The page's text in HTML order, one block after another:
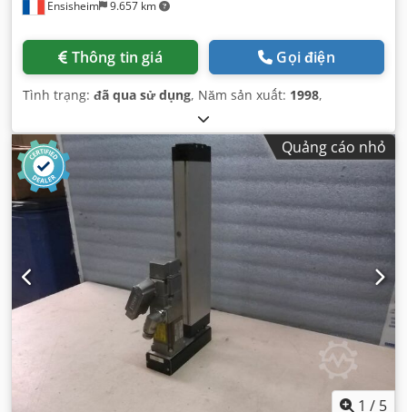
Ensisheim 9.657 km
Thông tin giá Gọi điện
Tình trạng: đã qua sử dụng, Năm sản xuất: 1998,
Quảng cáo nhỏ
1 / 5